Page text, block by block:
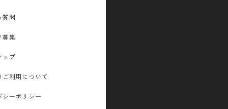
質問
募集
ップ
ご利用について
シーポリシー